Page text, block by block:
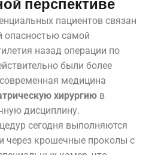
перспективе
пациентов связан
опасностью самой
назад операции по
были более
медицина
хирургию в
дисциплину.
сегодня выполняются
через крошечные проколы с